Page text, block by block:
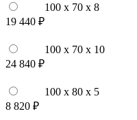
100 x 70 x 8
19 440 ₽
100 x 70 x 10
24 840 ₽
100 x 80 x 5
8 820 ₽